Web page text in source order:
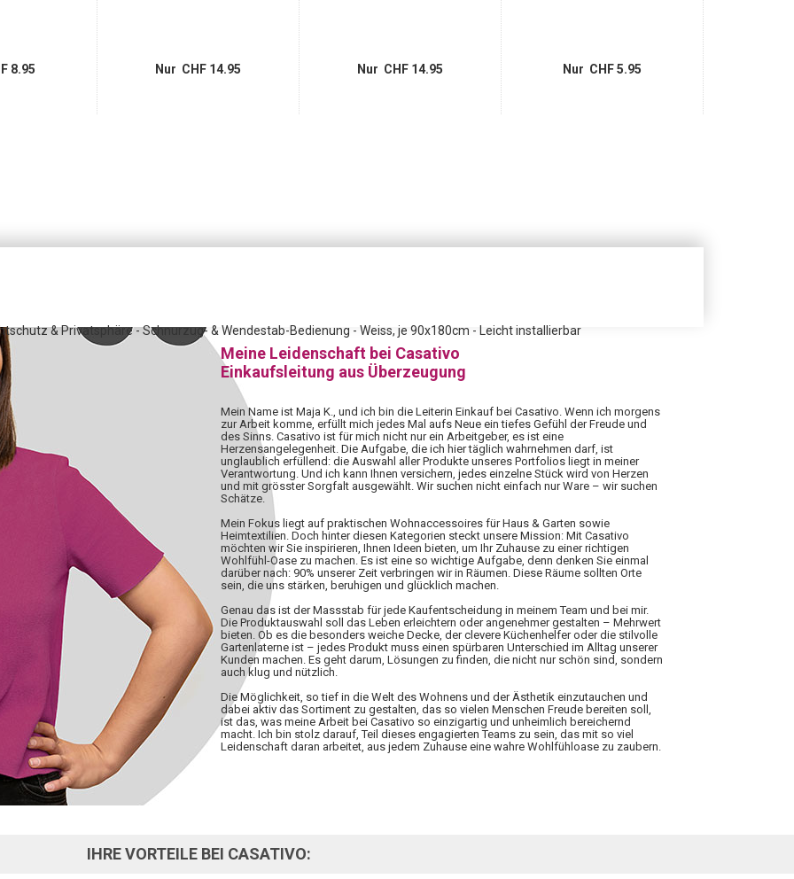
8.95 Nur CHF 14.95 Nur CHF 14.95 Nur CHF 5.95
& Privatsphäre - Schnurzug- & Wendestab-Bedienung - Weiss, je 90x180cm - Leicht installierbar
Meine Leidenschaft bei Casativo
Einkaufsleitung aus Überzeugung
Mein Name ist Maja K., und ich bin die Leiterin Einkauf bei Casativo. Wenn ich morgens
zur Arbeit komme, erfüllt mich jedes Mal aufs Neue ein tiefes Gefühl der Freude und
des Sinns. Casativo ist für mich nicht nur ein Arbeitgeber, es ist eine
Herzensangelegenheit. Die Aufgabe, die ich hier täglich wahrnehmen darf, ist
unglaublich erfüllend: die Auswahl aller Produkte unseres Portfolios liegt in meiner
Verantwortung. Und ich kann Ihnen versichern, jedes einzelne Stück wird von Herzen
und mit grösster Sorgfalt ausgewählt. Wir suchen nicht einfach nur Ware – wir suchen
Schätze.
Mein Fokus liegt auf praktischen Wohnaccessoires für Haus & Garten sowie
Heimtextilien. Doch hinter diesen Kategorien steckt unsere Mission: Mit Casativo
möchten wir Sie inspirieren, Ihnen Ideen bieten, um Ihr Zuhause zu einer richtigen
Wohlfühl-Oase zu machen. Es ist eine so wichtige Aufgabe, denn denken Sie einmal
darüber nach: 90% unserer Zeit verbringen wir in Räumen. Diese Räume sollten Orte
sein, die uns stärken, beruhigen und glücklich machen.
Genau das ist der Massstab für jede Kaufentscheidung in meinem Team und bei mir.
Die Produktauswahl soll das Leben erleichtern oder angenehmer gestalten – Mehrwert
bieten. Ob es die besonders weiche Decke, der clevere Küchenhelfer oder die stilvolle
Gartenlaterne ist – jedes Produkt muss einen spürbaren Unterschied im Alltag unserer
Kunden machen. Es geht darum, Lösungen zu finden, die nicht nur schön sind, sondern
auch klug und nützlich.
Die Möglichkeit, so tief in die Welt des Wohnens und der Ästhetik einzutauchen und
dabei aktiv das Sortiment zu gestalten, das so vielen Menschen Freude bereiten soll,
ist das, was meine Arbeit bei Casativo so einzigartig und unheimlich bereichernd
macht. Ich bin stolz darauf, Teil dieses engagierten Teams zu sein, das mit so viel
Leidenschaft daran arbeitet, aus jedem Zuhause eine wahre Wohlfühloase zu zaubern.
IHRE VORTEILE BEI CASATIVO: